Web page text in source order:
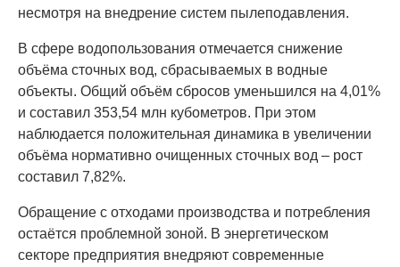
несмотря на внедрение систем пылеподавления.
В сфере водопользования отмечается снижение
объёма сточных вод, сбрасываемых в водные
объекты. Общий объём сбросов уменьшился на 4,01%
и составил 353,54 млн кубометров. При этом
наблюдается положительная динамика в увеличении
объёма нормативно очищенных сточных вод – рост
составил 7,82%.
Обращение с отходами производства и потребления
остаётся проблемной зоной. В энергетическом
секторе предприятия внедряют современные